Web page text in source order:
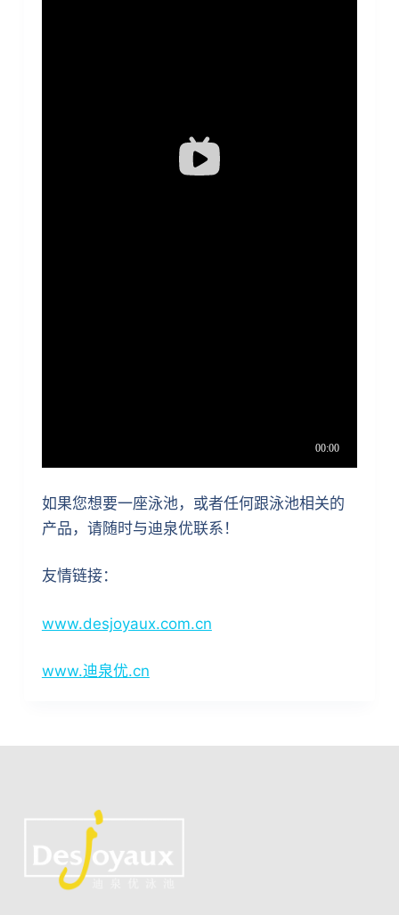
如果您想要一座泳池，或者任何跟泳池相关的
产品，请随时与迪泉优联系！
友情链接：
www.desjoyaux.com.cn
www.迪泉优.cn